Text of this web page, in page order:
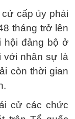
cấp ủy phải
tháng trở lên
hội đảng bộ ở
với nhân sự là
còn thời gian
cử các chức